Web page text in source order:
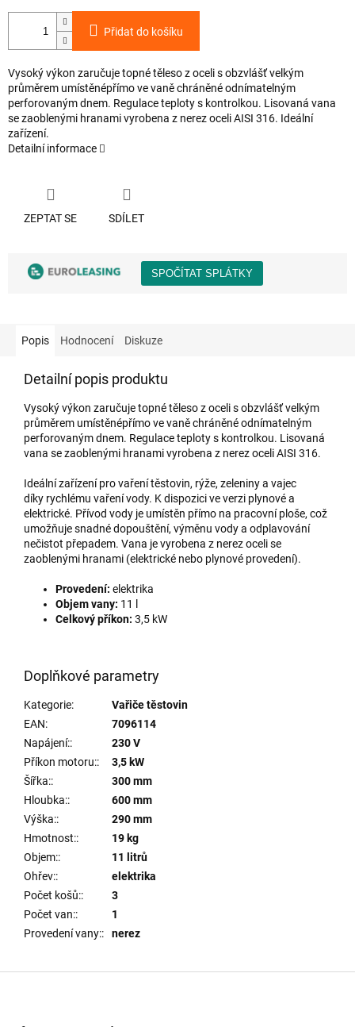
Přidat do košíku
Vysoký výkon zaručuje topné těleso z oceli s obzvlášť velkým
průměrem umístěnépřímo ve vaně chráněné odnímatelným
perforovaným dnem. Regulace teploty s kontrolkou. Lisovaná vana
se zaoblenými hranami vyrobena z nerez oceli AISI 316. Ideální
zařízení.
Detailní informace
ZEPTAT SE SDÍLET
Popis Hodnocení Diskuze
Detailní popis produktu
Vysoký výkon zaručuje topné těleso z oceli s obzvlášť velkým
průměrem umístěnépřímo ve vaně chráněné odnímatelným
perforovaným dnem. Regulace teploty s kontrolkou. Lisovaná
vana se zaoblenými hranami vyrobena z nerez oceli AISI 316.
Ideální zařízení pro vaření těstovin, rýže, zeleniny a vajec
díky rychlému vaření vody. K dispozici ve verzi plynové a
elektrické. Přívod vody je umístěn přímo na pracovní ploše, což
umožňuje snadné dopouštění, výměnu vody a odplavování
nečistot přepadem. Vana je vyrobena z nerez oceli se
zaoblenými hranami (elektrické nebo plynové provedení).
Provedení: elektrika
Objem vany: 11 l
Celkový příkon: 3,5 kW
Doplňkové parametry
Kategorie:
Vařiče těstovin
EAN:
7096114
Napájení::
230 V
Příkon motoru::
3,5 kW
Šířka::
300 mm
Hloubka::
600 mm
Výška::
290 mm
Hmotnost::
19 kg
Objem::
11 litrů
Ohřev::
elektrika
Počet košů::
3
Počet van::
1
Provedení vany:: nerez